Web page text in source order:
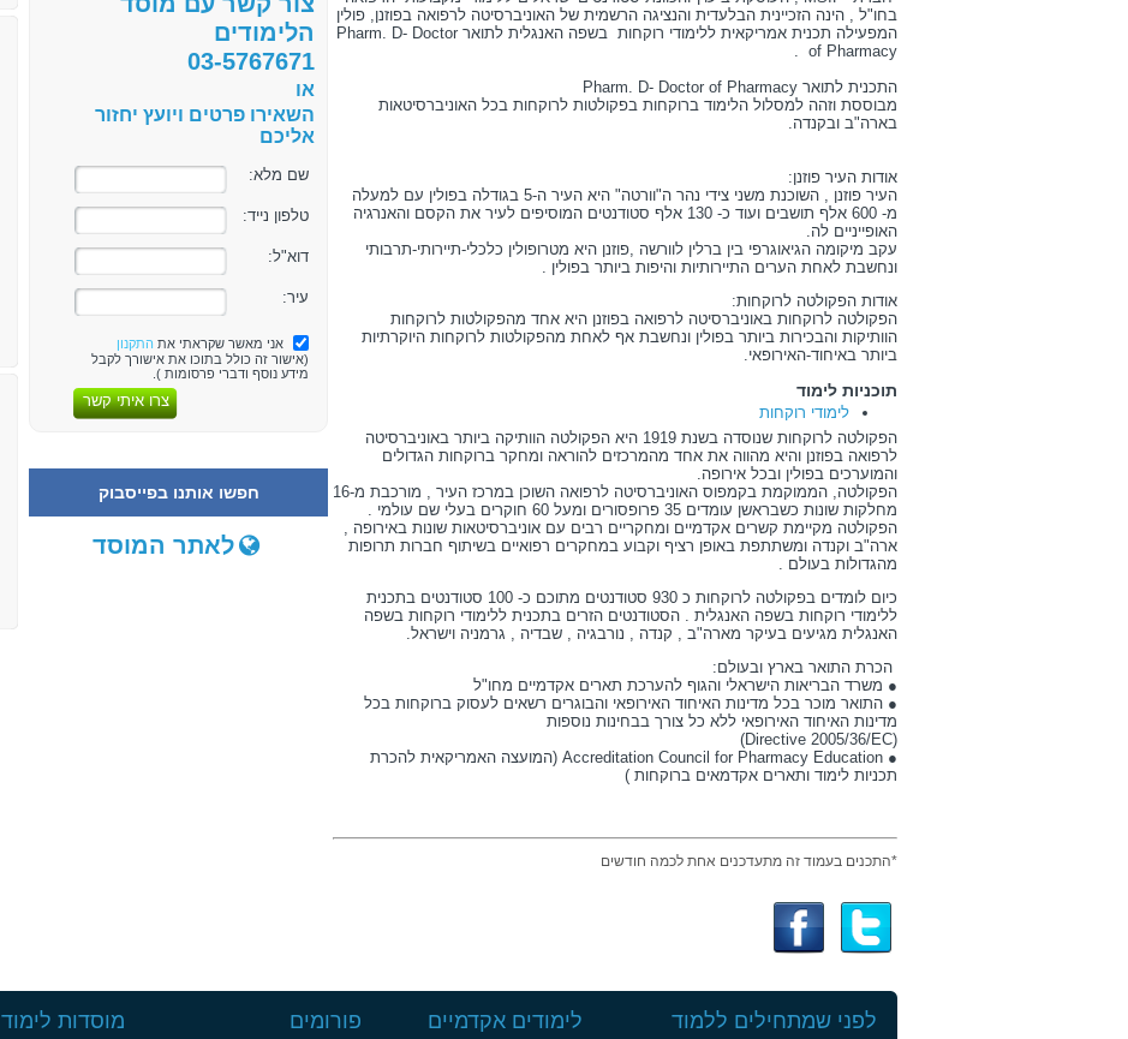
הלימודים
03-5767671
או
השאירו פרטים ויועץ יחזור
אליכם
שם מלא:
טלפון נייד:
דוא"ל:
עיר:
אני מאשר שקראתי את התקנון
(אישור זה כולל בתוכו את אישורך לקבל
מידע נוסף ודברי פרסומות ).
צרו איתי קשר
חפשו אותנו בפייסבוק
לאתר המוסד
בחו"ל , הינה הזכיינית הבלעדית והנציגה הרשמית של האוניברסיטה לרפואה בפוזנן, פולין
המפעילה תכנית אמריקאית ללימודי רוקחות בשפה האנגלית לתואר Pharm. D- Doctor
of Pharmacy .
התכנית לתואר Pharm. D- Doctor of Pharmacy
מבוססת וזהה למסלול הלימוד ברוקחות בפקולטות לרוקחות בכל האוניברסיטאות
בארה"ב ובקנדה.
אודות העיר פוזנן:
העיר פוזנן , השוכנת משני צידי נהר ה"וורטה" היא העיר ה-5 בגודלה בפולין עם למעלה
מ- 600 אלף תושבים ועוד כ- 130 אלף סטודנטים המוסיפים לעיר את הקסם והאנרגיה
האופייניים לה.
עקב מיקומה הגיאוגרפי בין ברלין לוורשה ,פוזנן היא מטרופולין כלכלי-תיירותי-תרבותי
ונחשבת לאחת הערים התיירותיות והיפות ביותר בפולין .
אודות הפקולטה לרוקחות:
הפקולטה לרוקחות באוניברסיטה לרפואה בפוזנן היא אחד מהפקולטות לרוקחות
הוותיקות והבכירות ביותר בפולין ונחשבת אף לאחת מהפקולטות לרוקחות היוקרתיות
ביותר באיחוד-האירופאי.
תוכניות לימוד
לימודי רוקחות
הפקולטה לרוקחות שנוסדה בשנת 1919 היא הפקולטה הוותיקה ביותר באוניברסיטה
לרפואה בפוזנן והיא מהווה את אחד מהמרכזים להוראה ומחקר ברוקחות הגדולים
והמוערכים בפולין ובכל אירופה.
הפקולטה, הממוקמת בקמפוס האוניברסיטה לרפואה השוכן במרכז העיר , מורכבת מ-16
מחלקות שונות כשבראשן עומדים 35 פרופסורים ומעל 60 חוקרים בעלי שם עולמי .
הפקולטה מקיימת קשרים אקדמיים ומחקריים רבים עם אוניברסיטאות שונות באירופה ,
ארה"ב וקנדה ומשתתפת באופן רציף וקבוע במחקרים רפואיים בשיתוף חברות תרופות
מהגדולות בעולם .
כיום לומדים בפקולטה לרוקחות כ 930 סטודנטים מתוכם כ- 100 סטודנטים בתכנית
ללימודי רוקחות בשפה האנגלית . הסטודנטים הזרים בתכנית ללימודי רוקחות בשפה
האנגלית מגיעים בעיקר מארה"ב , קנדה , נורבגיה , שבדיה , גרמניה וישראל.
הכרת התואר בארץ ובעולם:
● משרד הבריאות הישראלי והגוף להערכת תארים אקדמיים מחו"ל
● התואר מוכר בכל מדינות האיחוד האירופאי והבוגרים רשאים לעסוק ברוקחות בכל
מדינות האיחוד האירופאי ללא כל צורך בבחינות נוספות
(Directive 2005/36/EC)
● Accreditation Council for Pharmacy Education (המועצה האמריקאית להכרת
תכניות לימוד ותארים אקדמאים ברוקחות )
*התכנים בעמוד זה מתעדכנים אחת לכמה חודשים
לפני שמתחילים ללמוד לימודים אקדמיים פורומים מוסדות לימוד